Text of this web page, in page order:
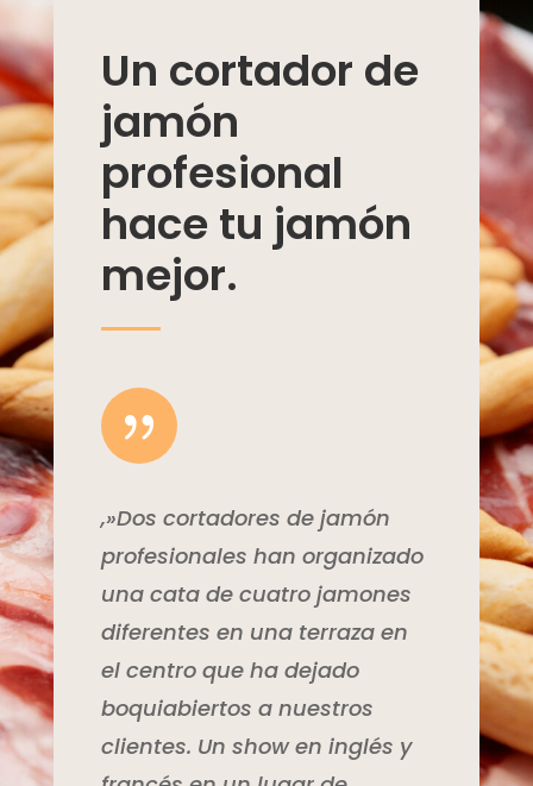
Un cortador de
jamón
profesional
hace tu jamón
mejor.
{
,»Dos cortadores de jamón
profesionales han organizado
una cata de cuatro jamones
diferentes en una terraza en
el centro que ha dejado
boquiabiertos a nuestros
clientes. Un show en inglés y